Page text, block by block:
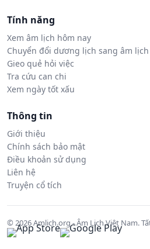
Tính năng
Xem âm lịch hôm nay
Chuyển đổi dương lịch sang âm lịch
Gieo quẻ hỏi việc
Tra cứu can chi
Xem ngày tốt xấu
Thông tin
Giới thiệu
Chính sách bảo mật
Điều khoản sử dụng
Liên hệ
Truyện cổ tích
© 2026 Amlich.org - Âm Lịch Việt Nam.